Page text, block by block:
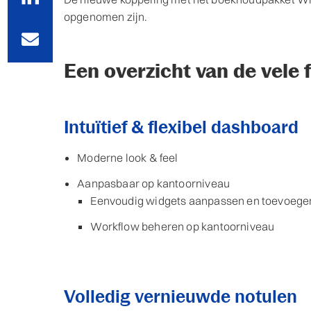
opgenomen zijn.
Een overzicht van de vele
Intuïtief & flexibel dashboard
Moderne look & feel
Aanpasbaar op kantoorniveau
Eenvoudig widgets aanpassen en
Workflow beheren op kantoorniveau
Volledig vernieuwde notulen